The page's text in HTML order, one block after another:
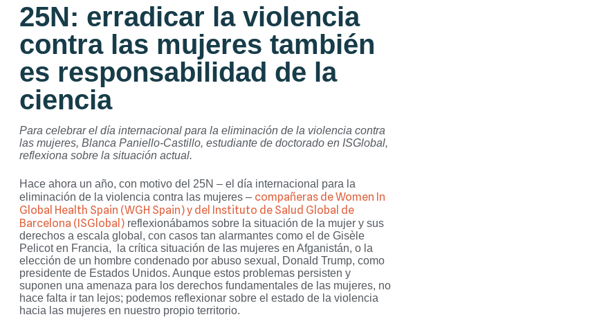
25N: erradicar la violencia
contra las mujeres también
es responsabilidad de la
ciencia
Para celebrar el día internacional para la eliminación de la violencia contra
las mujeres, Blanca Paniello-Castillo, estudiante de doctorado en ISGlobal,
reflexiona sobre la situación actual.
Hace ahora un año, con motivo del 25N – el día internacional para la
eliminación de la violencia contra las mujeres – compañeras de Women In
Global Health Spain (WGH Spain) y del Instituto de Salud Global de
Barcelona (ISGlobal) reflexionábamos sobre la situación de la mujer y sus
derechos a escala global, con casos tan alarmantes como el de Gisèle
Pelicot en Francia, la crítica situación de las mujeres en Afganistán, o la
elección de un hombre condenado por abuso sexual, Donald Trump, como
presidente de Estados Unidos. Aunque estos problemas persisten y
suponen una amenaza para los derechos fundamentales de las mujeres, no
hace falta ir tan lejos; podemos reflexionar sobre el estado de la violencia
hacia las mujeres en nuestro propio territorio.